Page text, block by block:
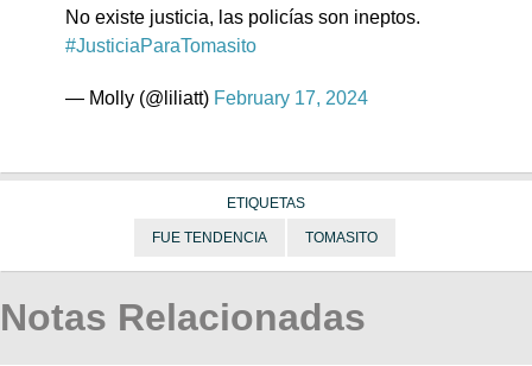
No existe justicia, las policías son ineptos.
#JusticiaParaTomasito
— Molly (@liliatt) February 17, 2024
ETIQUETAS
FUE TENDENCIA TOMASITO
Notas Relacionadas